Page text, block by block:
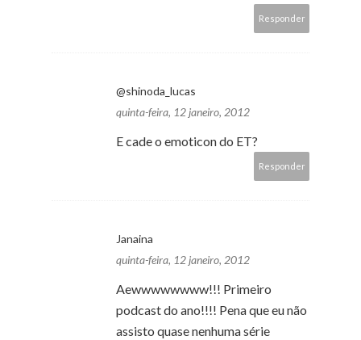
Responder
@shinoda_lucas
quinta-feira, 12 janeiro, 2012
E cade o emoticon do ET?
Responder
Janaina
quinta-feira, 12 janeiro, 2012
Aewwwwwwww!!! Primeiro
podcast do ano!!!! Pena que eu não
assisto quase nenhuma série